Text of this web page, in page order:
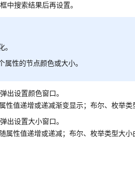
中搜索结果后再设置。
性的节点颜色或大小。
出设置颜色窗口。
性值递增或递减渐变显示；布尔、枚举类
出设置大小窗口。
属性值递增或递减；布尔、枚举类型大小